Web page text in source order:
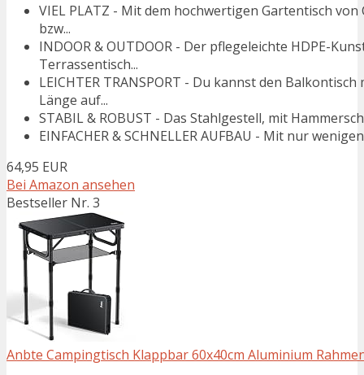
VIEL PLATZ - Mit dem hochwertigen Gartentisch
bzw...
INDOOR & OUTDOOR - Der pflegeleichte HDPE-
Terrassentisch...
LEICHTER TRANSPORT - Du kannst den
Länge auf...
STABIL & ROBUST - Das Stahlgestell, mit
EINFACHER & SCHNELLER AUFBAU - Mit nur
64,95 EUR
Bei Amazon ansehen
Bestseller Nr. 3
Anbte Campingtisch Klappbar 60x40cm Aluminium